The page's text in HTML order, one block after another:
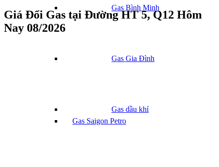
Gas Bình Minh
Gas Gia Đình
Gas dầu khí
Gas Saigon Petro
Giá Đổi Gas tại Đường HT 5, Q12 Hôm
Nay 08/2026